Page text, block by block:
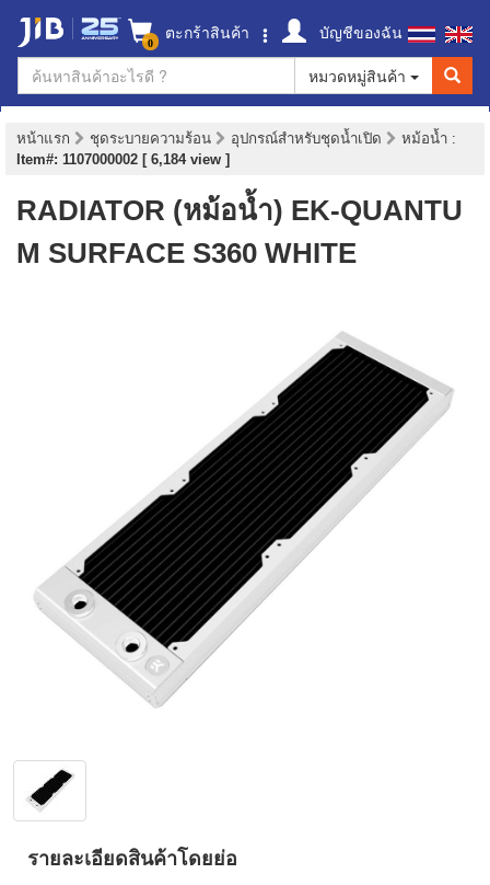
0 ตะกร้าสินค้า
บัญชีของฉัน
หมวดหมู่สินค้า
หน้าแรก ชุดระบายความร้อน อุปกรณ์สำหรับชุดน้ำเปิด หม้อน้ำ :
Item#: 1107000002 [ 6,184 view ]
RADIATOR (หม้อน้ำ) EK-QUANTU
M SURFACE S360 WHITE
รายละเอียดสินค้าโดยย่อ